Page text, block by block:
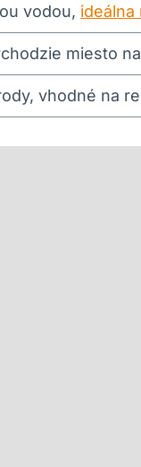
vodou, ideálna
miesto
vhodné na